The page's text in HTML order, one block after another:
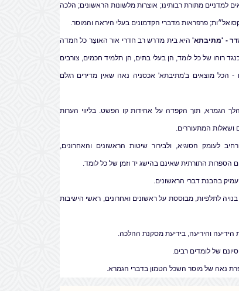
למדניים מתורת רבותינו; אוצרות מלשונות הראשונים; הלכה
פרפראות מדברי הקדמונים בעלי היראה והמוסר.
- 'מתיבתא' היא בית מדרש רב חדרי אור האוצֵר כל חמדה
רוחו של כל לומד, הן בעלי בתים, הן תלמיד חכמים, צורבים
- הכל מוצאים ב'מתיבתא' אכסניה נאה שאין מדירים רגלם
הגמרא, תוך הקפדה על אחידות קו הפשט. בליווי הערות
ושאלות המתעוררים.
לעומק הסוגיא, ולבירור שיטות הראשונים והאחרונים,
הספרות התורתית שאינם בהישג יד וזמן של כל לומד.
בהבנת דברי הראשונים.
לתלפיות, מבוססת על ראשונים ואחרונים, ראשי הישיבות
והיריעה, בידיעת מסקנת ההלכה.
של לומדים רבים.
נאה של מוסר השכל הטמון בדברי הגמרא.